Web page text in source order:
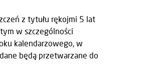
z tytułu rękojmi 5 lat
w szczególności
kalendarzowego, w
będą przetwarzane do